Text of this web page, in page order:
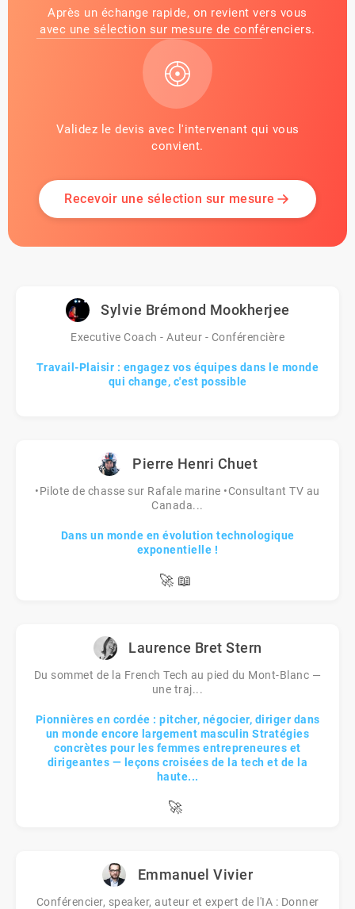
Après un échange rapide, on revient vers vous
avec une sélection sur mesure de conférenciers.
Validez le devis avec l'intervenant qui vous
convient.
Recevoir une sélection sur mesure
Sylvie Brémond Mookherjee
Executive Coach - Auteur - Conférencière
Travail-Plaisir : engagez vos équipes dans le monde
qui change, c'est possible
Pierre Henri Chuet
•Pilote de chasse sur Rafale marine •Consultant TV au
Canada...
Dans un monde en évolution technologique
exponentielle !
🚀 📖
Laurence Bret Stern
Du sommet de la French Tech au pied du Mont-Blanc —
une traj...
Pionnières en cordée : pitcher, négocier, diriger dans
un monde encore largement masculin Stratégies
concrètes pour les femmes entrepreneures et
dirigeantes — leçons croisées de la tech et de la
haute...
🚀
Emmanuel Vivier
Conférencier, speaker, auteur et expert de l'IA : Donner